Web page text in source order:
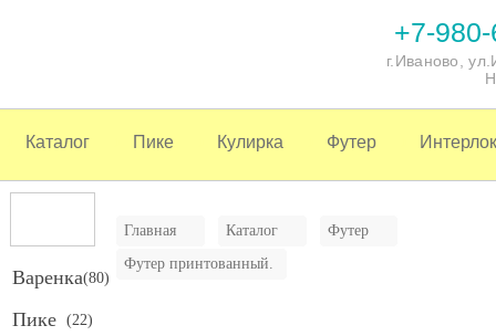
+7-
г.Иваново,
Каталог Пике Кулирка Футер Интерлок
Варенка(80)
Пике (22)
Главная Каталог
Футер
Футер принтованный.